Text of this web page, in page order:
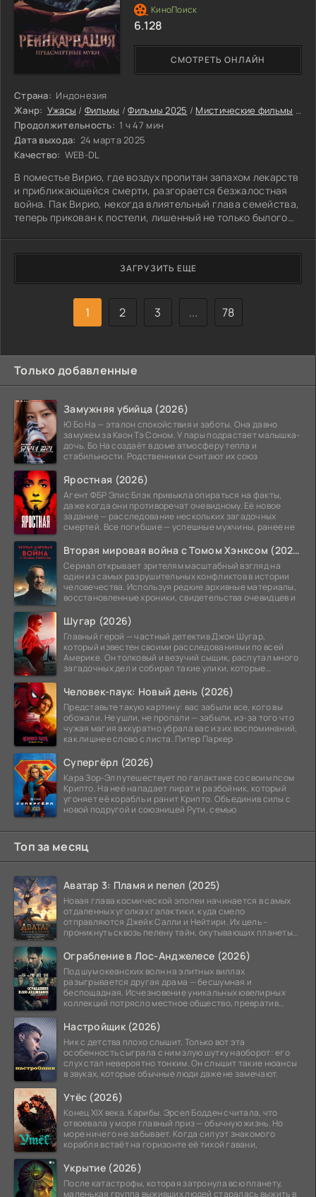
Страна: Индонезия
Жанр: Ужасы / Фильмы /Фильмы 2025 / Мистические фильмы
Продолжительность: 1 ч 47 мин
Дата выхода: 24 марта 2025
Качество: WEB-DL
В поместье Вирио, где воздух пропитан запахом лекарств
и приближающейся смерти, разгорается безжалостная
война. Пак Вирио, некогда влиятельный глава семейства,
теперь прикован к постели, лишенный не только былого
жизнью.
СМОТРЕТЬ ОНЛАЙН
6.128
ЗАГРУЗИТЬ ЕЩЕ
1 2 3 ... 78
Только добавленные
Замужняя убийца (2026)
Ю Бо На — эталон спокойствия и заботы. Она давно
замужем за Квон Тэ Соном. У пары подрастает малышка-
дочь. Бо На создаёт в доме атмосферу тепла и
стабильности. Родственники считают их союз
Яростная (2026)
Агент ФБР Элис Блэк привыкла опираться на факты,
даже когда они противоречат очевидному. Её новое
задание — расследование нескольких загадочных
смертей. Все погибшие — успешные мужчины, ранее не
Вторая мировая война с Томом Хэнксом (2026)
Сериал открывает зрителям масштабный взгляд на
один из самых разрушительных конфликтов в истории
человечества. Используя редкие архивные материалы,
восстановленные хроники, свидетельства очевидцев и
Шугар (2026)
Главный герой — частный детектив Джон Шугар,
который известен своими расследованиями по всей
Америке. Он толковый и везучий сыщик, распутал много
загадочных дел и собирал такие улики, которые
Человек-паук: Новый день (2026)
Представьте такую картину: вас забыли все, кого вы
обожали. Не ушли, не пропали — забыли, из-за того что
чужая магия аккуратно убрала вас из их воспоминаний,
как лишнее слово с листа. Питер Паркер
Супергёрл (2026)
Кара Зор-Эл путешествует по галактике со своим псом
Крипто. На неё нападает пират и разбойник, который
угоняет её корабль и ранит Крипто. Объединив силы с
новой подругой и союзницей Рути, семью
Топ за месяц
Аватар 3: Пламя и пепел (2025)
Новая глава космической эпопеи начинается в самых
отдаленных уголках галактики, куда смело
отправляются Джейк Салли и Нейтири. Их цель –
проникнуть сквозь пелену тайн, окутывающих планеты
Ограбление в Лос-Анджелесе (2026)
Под шум океанских волн на элитных виллах
разыгрывается другая драма — бесшумная и
беспощадная. Исчезновение уникальных ювелирных
коллекций потрясло местное общество, превратив
Настройщик (2026)
Ник с детства плохо слышит. Только вот эта
особенность сыграла с ним злую шутку наоборот: его
слух стал невероятно тонким. Он слышит такие нюансы
в звуках, которые обычные люди даже не замечают.
Утёс (2026)
Конец XIX века. Карибы. Эрсел Бодден считала, что
отвоевала у моря главный приз — обычную жизнь. Но
море ничего не забывает. Когда силуэт знакомого
корабля встаёт на горизонте её тихой гавани,
Укрытие (2026)
После катастрофы, которая затронула всю планету,
маленькая группа выживших людей старалась выжить в